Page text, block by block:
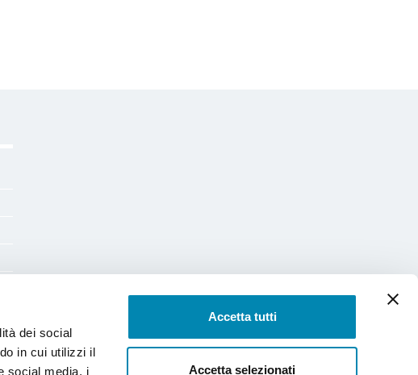
dei social
in cui utilizzi il
social media, i
Accetta tutti
Accetta selezionati